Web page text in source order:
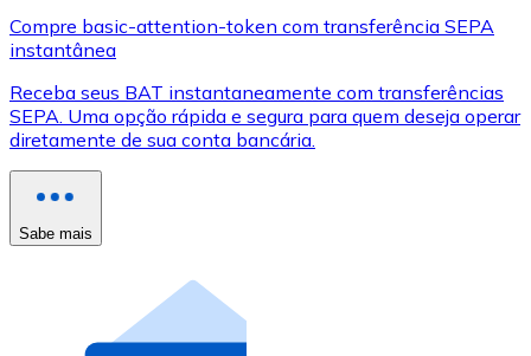
Compre basic-attention-token com transferência SEPA
instantânea
Receba seus BAT instantaneamente com transferências
SEPA. Uma opção rápida e segura para quem deseja operar
diretamente de sua conta bancária.
Sabe mais